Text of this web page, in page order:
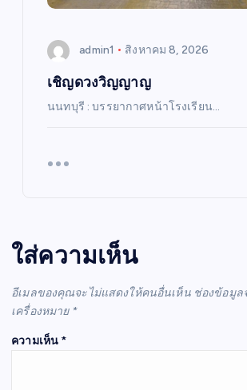
admin1 สิงหาคม 8, 2026
เชิญดวงวิญญาญ
นนทบุรี : บรรยากาศหน้าโรงเรียน…
ใส่ความเห็น
อีเมลของคุณจะไม่แสดงให้คนอื่นเห็น ช่องข้อมูล
เครื่องหมาย *
ความเห็น *